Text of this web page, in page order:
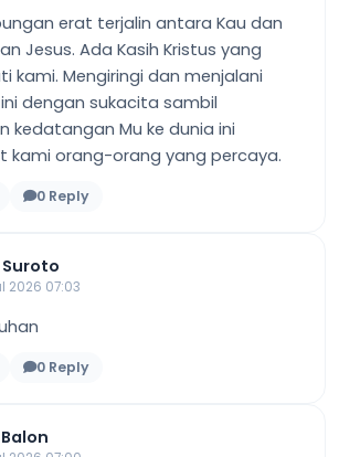
erat terjalin antara Kau dan
Jesus. Ada Kasih Kristus yang
kami. Mengiringi dan menjalani
dengan sukacita sambil
kedatangan Mu ke dunia ini
kami orang-orang yang percaya.
0 Reply
2026 07:03
0 Reply